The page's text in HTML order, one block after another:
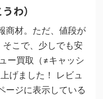
わ）
商材。ただ、値段が
こで、少しでも安
ー買取（≠キャッシ
げました！ レビュ
ージに表示している